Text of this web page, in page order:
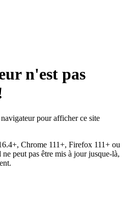
n'est pas
pour afficher ce site
Chrome 111+, Firefox 111+ ou
peut pas être mis à jour jusque-là,